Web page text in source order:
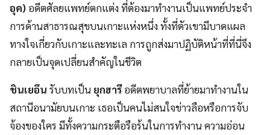
อุค) อดีตศัลยแพทย์ตกแต่ง ที่ต้องมาทำงานเป็นแพทย์ประจำ
การด้านสาธารณสุขบนเกาะแห่งหนึ่ง ทั้งที่ตัวเขามีบาดแผล
ทางใจเกี่ยวกับเกาะและทะเล การถูกส่งมาปฏิบัติหน้าที่ที่นี่จึง
กลายเป็นจุดเปลี่ยนสำคัญในชีวิต
ชินเยอึน รับบทเป็น ยุกฮารีอดีตพยาบาลที่ย้ายมาทำงานใน
สถานีอนามัยบนเกาะ เธอเป็นคนไม่สนใจข่าวลือหรือการจับ
จ้องของใคร มีทั้งความกระตือรือร้นในการทำงาน ความอ่อน